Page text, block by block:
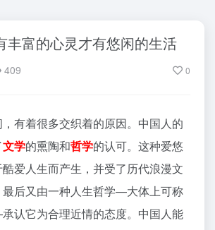
丰富的心灵才有悠闲的生活
409 0
有着很多交织着的原因。中国人的
文学的熏陶和哲学的认可。这种爱悠
爱人生而产生，并受了历代浪漫文
后又由一种人生哲学—大体上可称
认它为合理近情的态度。中国人能